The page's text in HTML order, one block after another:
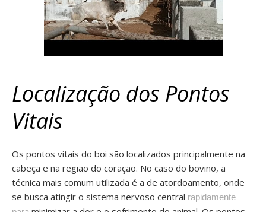
Localização dos Pontos
Vitais
Os pontos vitais do boi são localizados principalmente na
cabeça e na região do coração. No caso do bovino, a
técnica mais comum utilizada é a de atordoamento, onde
se busca atingir o sistema nervoso central rapidamente